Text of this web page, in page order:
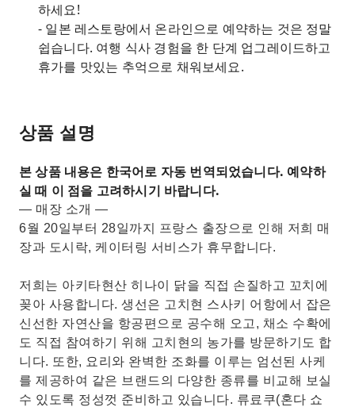
하세요!
- 일본 레스토랑에서 온라인으로 예약하는 것은 정말
쉽습니다. 여행 식사 경험을 한 단계 업그레이드하고
휴가를 맛있는 추억으로 채워보세요.
상품 설명
본 상품 내용은 한국어로 자동 번역되었습니다. 예약하
실 때 이 점을 고려하시기 바랍니다.
— 매장 소개 —
6월 20일부터 28일까지 프랑스 출장으로 인해 저희 매
장과 도시락, 케이터링 서비스가 휴무합니다.
저희는 아키타현산 히나이 닭을 직접 손질하고 꼬치에
꽂아 사용합니다. 생선은 고치현 스사키 어항에서 잡은
신선한 자연산을 항공편으로 공수해 오고, 채소 수확에
도 직접 참여하기 위해 고치현의 농가를 방문하기도 합
니다. 또한, 요리와 완벽한 조화를 이루는 엄선된 사케
를 제공하여 같은 브랜드의 다양한 종류를 비교해 보실
수 있도록 정성껏 준비하고 있습니다. 류료쿠(혼다 쇼